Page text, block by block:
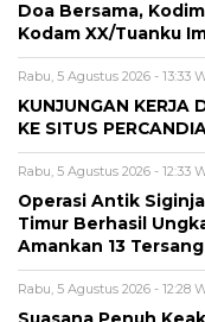
Doa Bersama,
Kodam XX/Tuanku
Rabu, 5 Agustus 2026 - 13:33
KUNJUNGAN KERJA
KE SITUS
Rabu, 5 Agustus 2026 - 12:33
Operasi Antik
Timur Berhasil
Amankan 13
Rabu, 5 Agustus 2026 - 12:28